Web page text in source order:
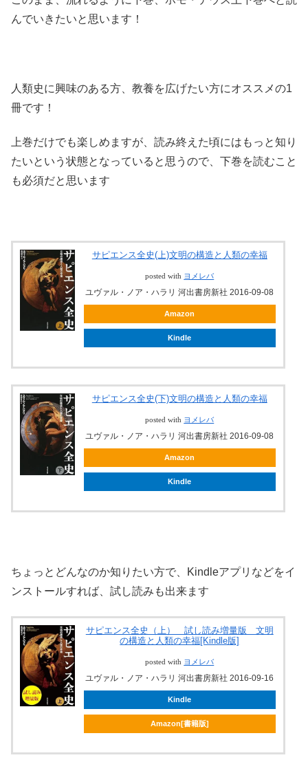
んでいきたいと思います！
人類史に興味のある方、教養を広げたい方にオススメの1
冊です！
上巻だけでも楽しめますが、読み終えた頃にはもっと知り
たいという状態となっていると思うので、下巻を読むこと
も必須だと思います
サピエンス全史(上)文明の構造と人類の幸福
posted with ヨメレバ
ユヴァル・ノア・ハラリ 河出書房新社 2016-09-08
Amazon
Kindle
サピエンス全史(下)文明の構造と人類の幸福
posted with ヨメレバ
ユヴァル・ノア・ハラリ 河出書房新社 2016-09-08
Amazon
Kindle
ちょっとどんなのか知りたい方で、Kindleアプリなどをイ
ンストールすれば、試し読みも出来ます
サピエンス全史（上） 試し読み増量版 文明
の構造と人類の幸福[Kindle版]
posted with ヨメレバ
ユヴァル・ノア・ハラリ 河出書房新社 2016-09-16
Kindle
Amazon[書籍版]